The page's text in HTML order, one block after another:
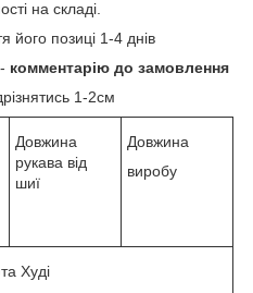
на складі.
його позиці 1-4 днів
- комментарію до замовлення
1-2см
Довжина
рукава від
шиї
Довжина
виробу
Худі